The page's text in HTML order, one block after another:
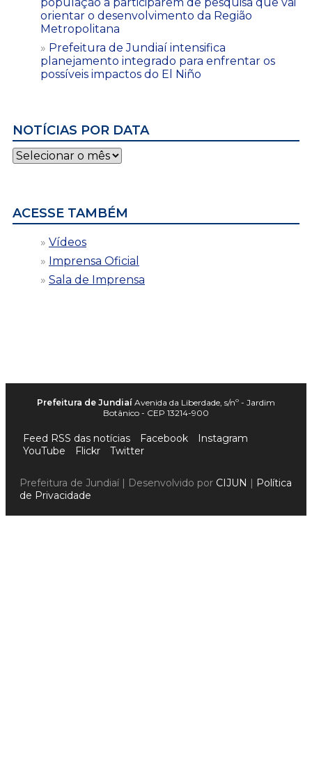
população a participarem de pesquisa que vai
orientar o desenvolvimento da Região
Metropolitana
Prefeitura de Jundiaí intensifica
planejamento integrado para enfrentar os
possíveis impactos do El Niño
NOTÍCIAS POR DATA
Notícias
por
ACESSE TAMBÉM
Vídeos
Imprensa Oficial
Sala de Imprensa
Prefeitura de Jundiaí Avenida da Liberdade, s/nº - Jardim
Botânico - CEP 13214-900
Feed RSS das notícias Facebook
Instagram
YouTube
Flickr Twitter
Prefeitura de Jundiaí | Desenvolvido por CIJUN
Política
de Privacidade